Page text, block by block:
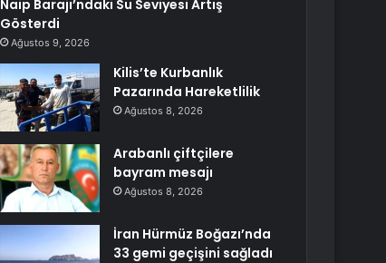
Naip Barajı’ndaki Su Seviyesi Artış
Gösterdi
Ağustos 9, 2026
Kilis’te Kurbanlık
Pazarında Hareketlilik
Ağustos 8, 2026
Arabanlı çiftçilere
bayram mesajı
Ağustos 8, 2026
İran Hürmüz Boğazı’nda
33 gemi geçişini sağladı